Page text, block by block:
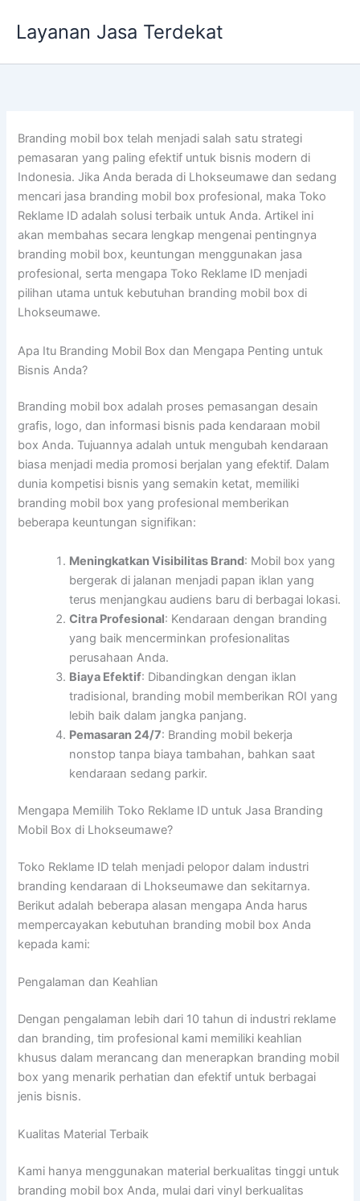
Layanan Jasa Terdekat
Branding mobil box telah menjadi salah satu strategi
pemasaran yang paling efektif untuk bisnis modern di
Indonesia. Jika Anda berada di Lhokseumawe dan sedang
mencari jasa branding mobil box profesional, maka Toko
Reklame ID adalah solusi terbaik untuk Anda. Artikel ini
akan membahas secara lengkap mengenai pentingnya
branding mobil box, keuntungan menggunakan jasa
profesional, serta mengapa Toko Reklame ID menjadi
pilihan utama untuk kebutuhan branding mobil box di
Lhokseumawe.
Apa Itu Branding Mobil Box dan Mengapa Penting untuk
Bisnis Anda?
Branding mobil box adalah proses pemasangan desain
grafis, logo, dan informasi bisnis pada kendaraan mobil
box Anda. Tujuannya adalah untuk mengubah kendaraan
biasa menjadi media promosi berjalan yang efektif. Dalam
dunia kompetisi bisnis yang semakin ketat, memiliki
branding mobil box yang profesional memberikan
beberapa keuntungan signifikan:
Meningkatkan Visibilitas Brand: Mobil box yang
bergerak di jalanan menjadi papan iklan yang
terus menjangkau audiens baru di berbagai lokasi.
Citra Profesional: Kendaraan dengan branding
yang baik mencerminkan profesionalitas
perusahaan Anda.
Biaya Efektif: Dibandingkan dengan iklan
tradisional, branding mobil memberikan ROI yang
lebih baik dalam jangka panjang.
Pemasaran 24/7: Branding mobil bekerja
nonstop tanpa biaya tambahan, bahkan saat
kendaraan sedang parkir.
Mengapa Memilih Toko Reklame ID untuk Jasa Branding
Mobil Box di Lhokseumawe?
Toko Reklame ID telah menjadi pelopor dalam industri
branding kendaraan di Lhokseumawe dan sekitarnya.
Berikut adalah beberapa alasan mengapa Anda harus
mempercayakan kebutuhan branding mobil box Anda
kepada kami:
Pengalaman dan Keahlian
Dengan pengalaman lebih dari 10 tahun di industri reklame
dan branding, tim profesional kami memiliki keahlian
khusus dalam merancang dan menerapkan branding mobil
box yang menarik perhatian dan efektif untuk berbagai
jenis bisnis.
Kualitas Material Terbaik
Kami hanya menggunakan material berkualitas tinggi untuk
branding mobil box Anda, mulai dari vinyl berkualitas